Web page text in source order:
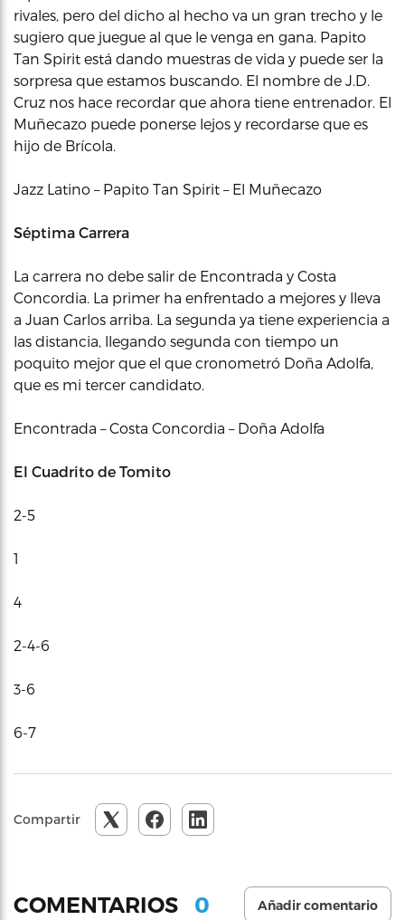
rivales, pero del dicho al hecho va un gran trecho y le
sugiero que juegue al que le venga en gana. Papito
Tan Spirit está dando muestras de vida y puede ser la
sorpresa que estamos buscando. El nombre de J.D.
Cruz nos hace recordar que ahora tiene entrenador. El
Muñecazo puede ponerse lejos y recordarse que es
hijo de Brícola.
Jazz Latino – Papito Tan Spirit – El Muñecazo
Séptima Carrera
La carrera no debe salir de Encontrada y Costa
Concordia. La primer ha enfrentado a mejores y lleva
a Juan Carlos arriba. La segunda ya tiene experiencia a
las distancia, llegando segunda con tiempo un
poquito mejor que el que cronometró Doña Adolfa,
que es mi tercer candidato.
Encontrada – Costa Concordia – Doña Adolfa
El Cuadrito de Tomito
2-5
1
4
2-4-6
3-6
6-7
Compartir
COMENTARIOS 0 Añadir comentario